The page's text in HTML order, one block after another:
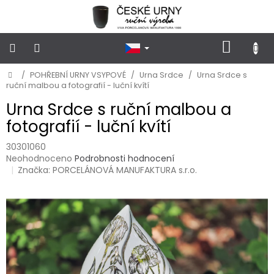
KOŠÍK
POHŘEBNÍ
URNY
POHŘEBNÍ
URNY
VSYPOVÉ
FOTOGRAFIE
NA
HROB
PŘÍSLUŠENSTVÍ
Domů
/ POHŘEBNÍ URNY VSYPOVÉ / Urna Srdce / Urna Srdce s
ruční malbou a fotografií - luční kvítí
Urna Srdce s ruční malbou a
fotografií - luční kvítí
30301060
Průměrné
hodnocení
0,0
z
hvězdiček.
Neohodnoceno Podrobnosti hodnocení
Značka:PORCELÁNOVÁ MANUFAKTURA s.r.o.